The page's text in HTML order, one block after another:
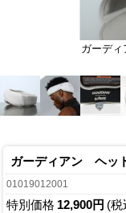
ガーディ
ガーディアン ヘッ
01019012001
特別価格 12,900円 (税